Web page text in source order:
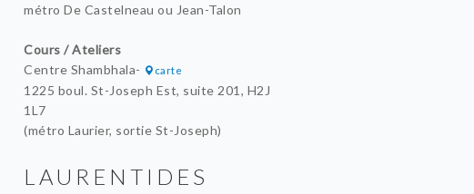
métro De Castelneau ou Jean-Talon
Cours / Ateliers
Centre Shambhala-
carte
1225 boul. St-Joseph Est, suite 201, H2J
1L7
(métro Laurier, sortie St-Joseph)
LAURENTIDES